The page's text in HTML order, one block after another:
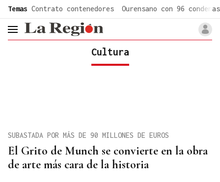
Temas Contrato contenedores Ourensano con 96 condenas
header.menu.open
Cultura
El Grito de Munch se convierte en la obra
de arte más cara de la historia
SUBASTADA POR MÁS DE 90 MILLONES DE EUROS